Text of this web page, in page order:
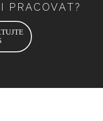
PRACOVAT?